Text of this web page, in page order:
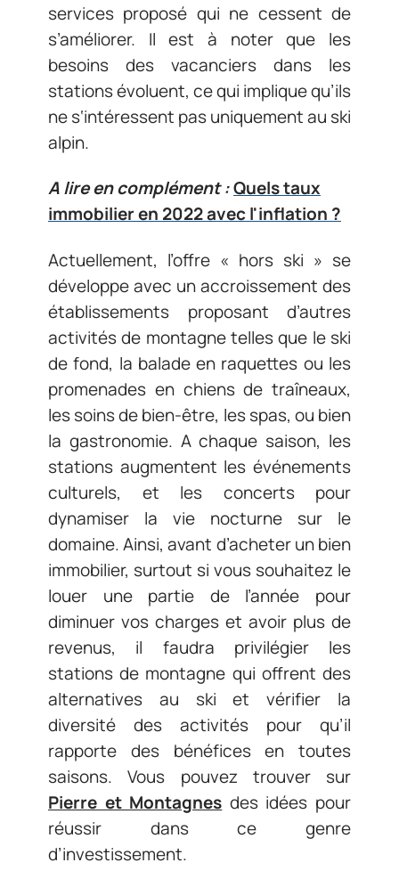
services proposé qui ne cessent de
s’améliorer. Il est à noter que les
besoins des vacanciers dans les
stations évoluent, ce qui implique qu’ils
ne s‘intéressent pas uniquement au ski
alpin.
A lire en complément :Quels taux
immobilier en 2022 avec l'inflation ?
Actuellement, l’offre « hors ski » se
développe avec un accroissement des
établissements proposant d’autres
activités de montagne telles que le ski
de fond, la balade en raquettes ou les
promenades en chiens de traîneaux,
les soins de bien-être, les spas, ou bien
la gastronomie. A chaque saison, les
stations augmentent les événements
culturels, et les concerts pour
dynamiser la vie nocturne sur le
domaine. Ainsi, avant d’acheter un bien
immobilier, surtout si vous souhaitez le
louer une partie de l’année pour
diminuer vos charges et avoir plus de
revenus, il faudra privilégier les
stations de montagne qui offrent des
alternatives au ski et vérifier la
diversité des activités pour qu’il
rapporte des bénéfices en toutes
saisons. Vous pouvez trouver sur
Pierre et Montagnes des idées pour
réussir dans ce genre
d’investissement.